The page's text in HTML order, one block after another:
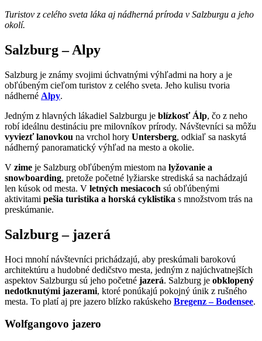
Turistov z celého sveta láka aj nádherná príroda v Salzburgu a jeho
okolí.
Salzburg – Alpy
Salzburg je známy svojimi úchvatnými výhľadmi na hory a je
obľúbeným cieľom turistov z celého sveta. Jeho kulisu tvoria
nádherné Alpy.
Jedným z hlavných lákadiel Salzburgu je blízkosť Álp, čo z neho
robí ideálnu destináciu pre milovníkov prírody. Návštevníci sa môžu
vyviezť lanovkou na vrchol hory Untersberg, odkiaľ sa naskytá
nádherný panoramatický výhľad na mesto a okolie.
V zime je Salzburg obľúbeným miestom na lyžovanie a
snowboarding, pretože početné lyžiarske strediská sa nachádzajú
len kúsok od mesta. V letných mesiacoch sú obľúbenými
aktivitami pešia turistika a horská cyklistika s množstvom trás na
preskúmanie.
Salzburg – jazerá
Hoci mnohí návštevníci prichádzajú, aby preskúmali barokovú
architektúru a hudobné dedičstvo mesta, jedným z najúchvatnejších
aspektov Salzburgu sú jeho početné jazerá. Salzburg je obklopený
nedotknutými jazerami, ktoré ponúkajú pokojný únik z rušného
mesta. To platí aj pre jazero blízko rakúskeho Bregenz – Bodensee.
Wolfgangovo jazero